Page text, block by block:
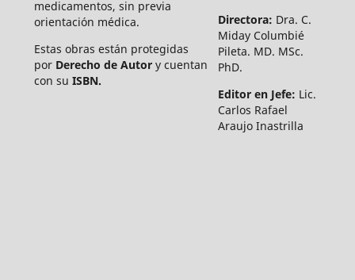
medicamentos, sin previa
orientación médica.
Estas obras están protegidas
porDerecho de Autor y cuentan
con su ISBN.
Directora: Dra. C.
Miday Columbié
Pileta. MD. MSc.
PhD.
Editor en Jefe: Lic.
Carlos Rafael
Araujo Inastrilla